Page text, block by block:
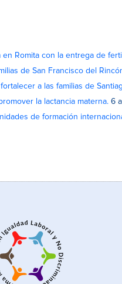
Romita con la entrega de
de San Francisco del
a las familias de
la lactancia materna. 6
de formación